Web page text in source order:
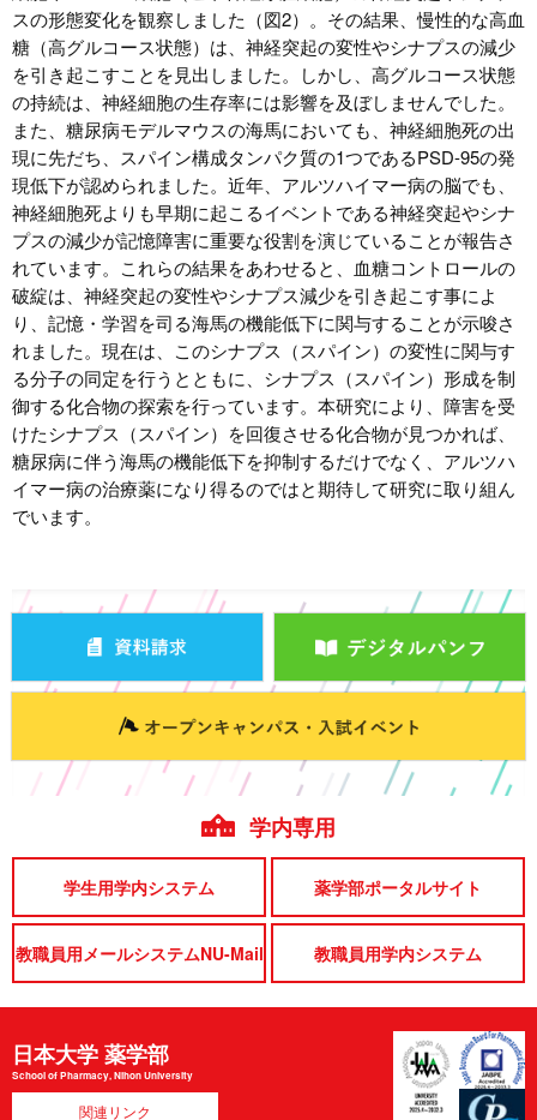
スの形態変化を観察しました（図2）。その結果、慢性的な高血
糖（高グルコース状態）は、神経突起の変性やシナプスの減少
を引き起こすことを見出しました。しかし、高グルコース状態
の持続は、神経細胞の生存率には影響を及ぼしませんでした。
また、糖尿病モデルマウスの海馬においても、神経細胞死の出
現に先だち、スパイン構成タンパク質の1つであるPSD-95の発
現低下が認められました。近年、アルツハイマー病の脳でも、
神経細胞死よりも早期に起こるイベントである神経突起やシナ
プスの減少が記憶障害に重要な役割を演じていることが報告さ
れています。これらの結果をあわせると、血糖コントロールの
破綻は、神経突起の変性やシナプス減少を引き起こす事によ
り、記憶・学習を司る海馬の機能低下に関与することが示唆さ
れました。現在は、このシナプス（スパイン）の変性に関与す
る分子の同定を行うとともに、シナプス（スパイン）形成を制
御する化合物の探索を行っています。本研究により、障害を受
けたシナプス（スパイン）を回復させる化合物が見つかれば、
糖尿病に伴う海馬の機能低下を抑制するだけでなく、アルツハ
イマー病の治療薬になり得るのではと期待して研究に取り組ん
でいます。
学内専用
学生用学内システム 薬学部ポータルサイト
教職員用メールシステムNU-Mail 教職員用学内システム
日本大学 薬学部
School of Pharmacy, Nihon University
関連リンク